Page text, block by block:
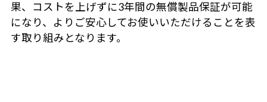
果、コストを上げずに3年間の無償製品保証が可能
になり、よりご安心してお使いいただけることを表
す取り組みとなります。